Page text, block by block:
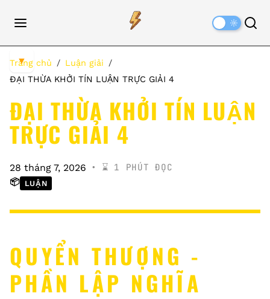
Trang chủ
Luận giải
ĐẠI THỪA KHỞI TÍN LUẬN TRỰC GIẢI 4
ĐẠI THỪA KHỞI TÍN LUẬN
TRỰC GIẢI 4
28 tháng 7, 2026 ⌛️ 1 PHÚT ĐỌC
📦 LUẬN
QUYỂN THƯỢNG -
PHẦN LẬP NGHĨA
▼